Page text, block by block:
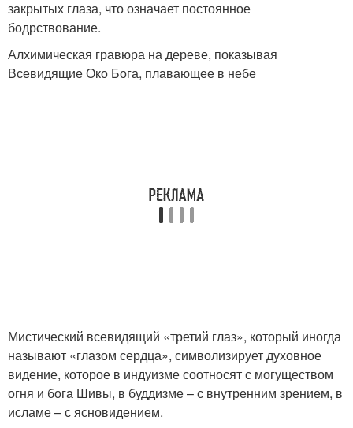
закрытых глаза, что означает постоянное
бодрствование.
Алхимическая гравюра на дереве, показывая
Всевидящие Око Бога, плавающее в небе
Мистический всевидящий «третий глаз», который иногда
называют «глазом сердца», символизирует духовное
видение, которое в индуизме соотносят с могуществом
огня и бога Шивы, в буддизме – с внутренним зрением, в
исламе – с ясновидением.